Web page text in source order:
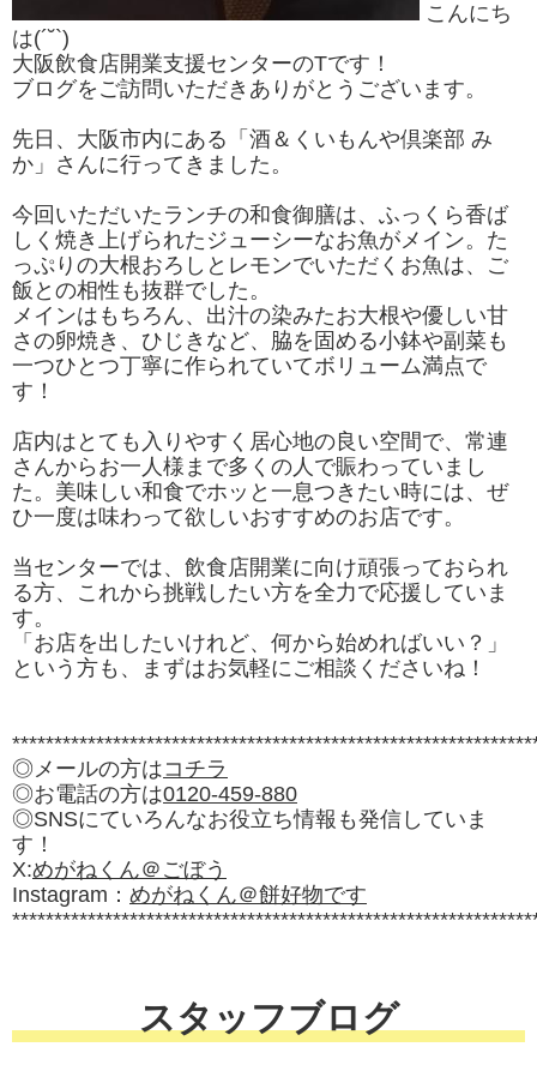
こんにち
は(´˘`)
大阪飲食店開業支援センターのTです！
ブログをご訪問いただきありがとうございます。
先日、大阪市内にある「酒＆くいもんや倶楽部 み
か」さんに行ってきました。
今回いただいたランチの和食御膳は、ふっくら香ば
しく焼き上げられたジューシーなお魚がメイン。た
っぷりの大根おろしとレモンでいただくお魚は、ご
飯との相性も抜群でした。
メインはもちろん、出汁の染みたお大根や優しい甘
さの卵焼き、ひじきなど、脇を固める小鉢や副菜も
一つひとつ丁寧に作られていてボリューム満点で
す！
店内はとても入りやすく居心地の良い空間で、常連
さんからお一人様まで多くの人で賑わっていまし
た。美味しい和食でホッと一息つきたい時には、ぜ
ひ一度は味わって欲しいおすすめのお店です。
当センターでは、飲食店開業に向け頑張っておられ
る方、これから挑戦したい方を全力で応援していま
す。
「お店を出したいけれど、何から始めればいい？」
という方も、まずはお気軽にご相談くださいね！
◎メールの方はコチラ
◎お電話の方は0120-459-880
◎SNSにていろんなお役立ち情報も発信していま
す！
X:めがねくん＠ごぼう
Instagram： めがねくん＠餅好物です
スタッフブログ